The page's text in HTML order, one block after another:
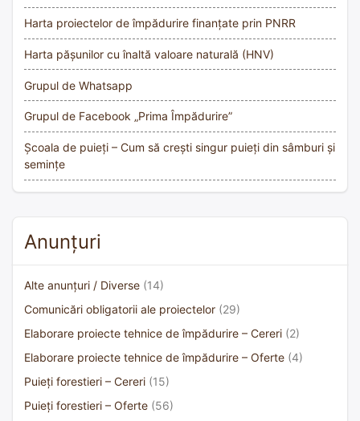
Harta proiectelor de împădurire finanțate prin PNRR
Harta pășunilor cu înaltă valoare naturală (HNV)
Grupul de Whatsapp
Grupul de Facebook „Prima Împădurire”
Școala de puieți – Cum să crești singur puieți din sâmburi și
semințe
Anunțuri
Alte anunțuri / Diverse (14)
Comunicări obligatorii ale proiectelor (29)
Elaborare proiecte tehnice de împădurire – Cereri (2)
Elaborare proiecte tehnice de împădurire – Oferte (4)
Puieți forestieri – Cereri (15)
Puieți forestieri – Oferte (56)